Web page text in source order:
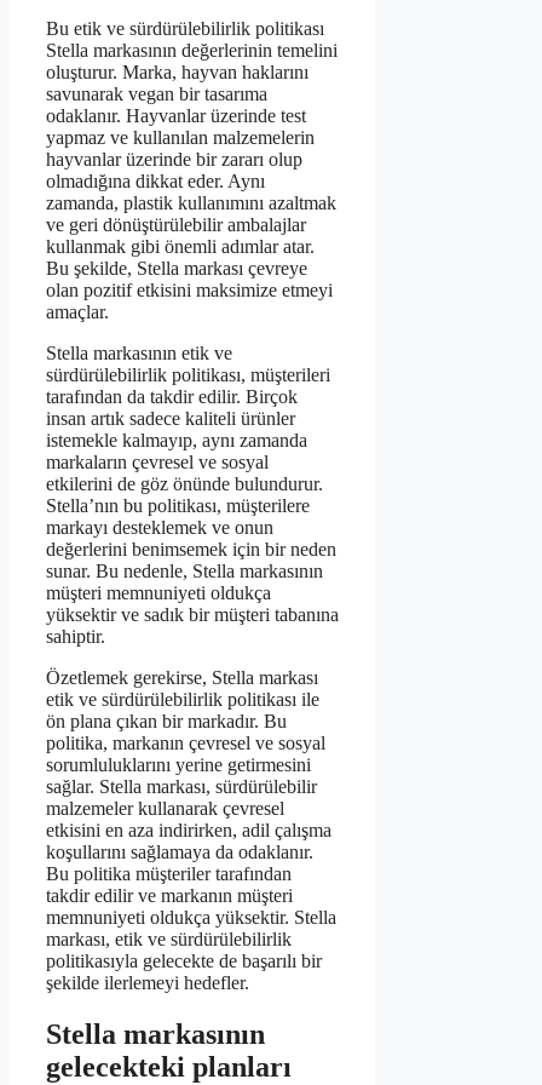
Bu etik ve sürdürülebilirlik politikası
Stella markasının değerlerinin temelini
oluşturur. Marka, hayvan haklarını
savunarak vegan bir tasarıma
odaklanır. Hayvanlar üzerinde test
yapmaz ve kullanılan malzemelerin
hayvanlar üzerinde bir zararı olup
olmadığına dikkat eder. Aynı
zamanda, plastik kullanımını azaltmak
ve geri dönüştürülebilir ambalajlar
kullanmak gibi önemli adımlar atar.
Bu şekilde, Stella markası çevreye
olan pozitif etkisini maksimize etmeyi
amaçlar.
Stella markasının etik ve
sürdürülebilirlik politikası, müşterileri
tarafından da takdir edilir. Birçok
insan artık sadece kaliteli ürünler
istemekle kalmayıp, aynı zamanda
markaların çevresel ve sosyal
etkilerini de göz önünde bulundurur.
Stella’nın bu politikası, müşterilere
markayı desteklemek ve onun
değerlerini benimsemek için bir neden
sunar. Bu nedenle, Stella markasının
müşteri memnuniyeti oldukça
yüksektir ve sadık bir müşteri tabanına
sahiptir.
Özetlemek gerekirse, Stella markası
etik ve sürdürülebilirlik politikası ile
ön plana çıkan bir markadır. Bu
politika, markanın çevresel ve sosyal
sorumluluklarını yerine getirmesini
sağlar. Stella markası, sürdürülebilir
malzemeler kullanarak çevresel
etkisini en aza indirirken, adil çalışma
koşullarını sağlamaya da odaklanır.
Bu politika müşteriler tarafından
takdir edilir ve markanın müşteri
memnuniyeti oldukça yüksektir. Stella
markası, etik ve sürdürülebilirlik
politikasıyla gelecekte de başarılı bir
şekilde ilerlemeyi hedefler.
Stella markasının
gelecekteki planları